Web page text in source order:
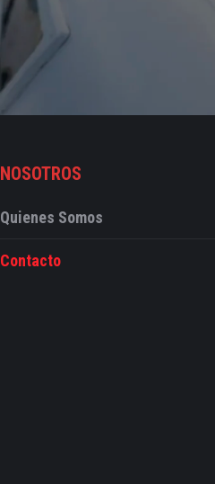
NOSOTROS
Quienes Somos
Contacto